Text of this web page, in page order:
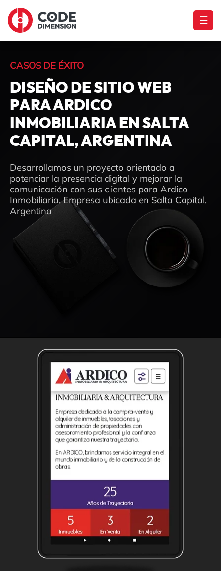
☰
CASOS DE ÉXITO
DISEÑO DE SITIO WEB
PARA ARDICO
INMOBILIARIA EN SALTA
CAPITAL, ARGENTINA
Desarrollamos un proyecto orientado a
potenciar la presencia digital y mejorar la
comunicación con sus clientes para Ardico
Inmobiliaria, Empresa ubicada en Salta Capital,
Argentina